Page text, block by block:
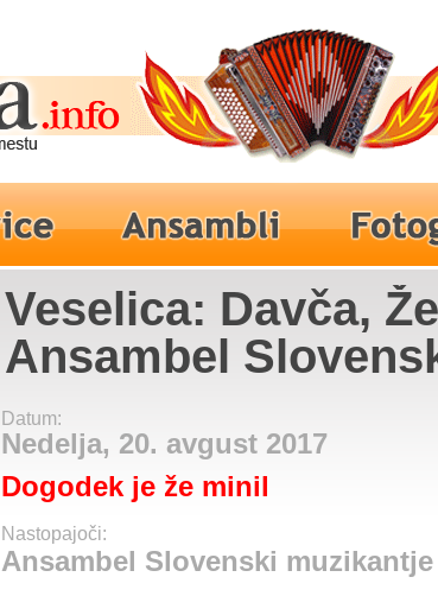
Veselica: Davča,
Ansambel
muzikantje
Datum:
Nedelja, 20. avgust 2017
Dogodek je že minil
Nastopajoči:
Ansambel Slovenski muzikantje